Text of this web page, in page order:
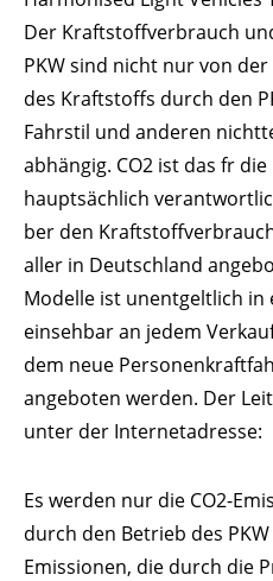
Der Kraftstoffverbrauch
PKW sind nicht nur von
des Kraftstoffs durch den
Fahrstil und anderen
abhängig. CO2 ist das fr
hauptsächlich
ber den
aller in Deutschland
Modelle ist unentgeltlich in
einsehbar an jedem
dem neue
angeboten werden. Der
unter der Internetadresse:
Es werden nur die CO2-
durch den Betrieb des
Emissionen, die durch die